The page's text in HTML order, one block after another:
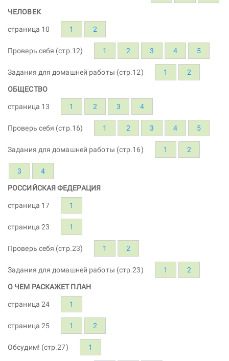
ЧЕЛОВЕК
страница 10 1 2
Проверь себя (стр.12) 1 2 3 4 5
Задания для домашней работы (стр.12) 1 2
ОБЩЕСТВО
страница 13 1 2 3 4
Проверь себя (стр.16) 1 2 3 4 5
Задания для домашней работы (стр.16) 1 2
3 4
РОССИЙСКАЯ ФЕДЕРАЦИЯ
страница 17 1
страница 23 1
Проверь себя (стр.23) 1 2
Задания для домашней работы (стр.23) 1 2
О ЧЕМ РАСКАЖЕТ ПЛАН
страница 24 1
страница 25 1 2
Обсудим! (стр.27) 1